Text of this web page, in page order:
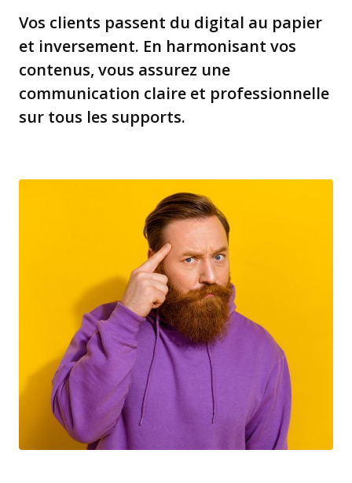
Vos clients passent du digital au papier
et inversement. En harmonisant vos
contenus, vous assurez une
communication claire et professionnelle
sur tous les supports.